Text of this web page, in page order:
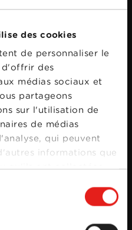
des cookies
de personnaliser le
d'offrir des
médias sociaux et
partageons
sur l'utilisation de
de médias
qui peuvent
informations que